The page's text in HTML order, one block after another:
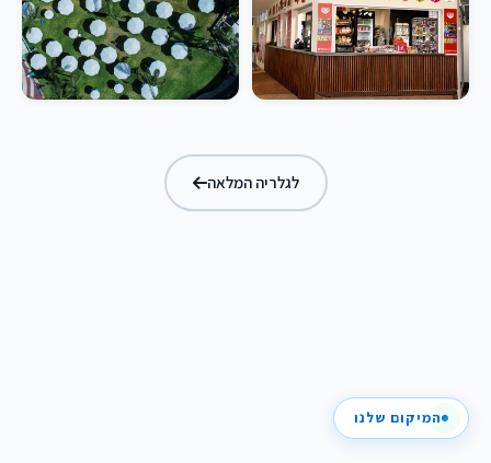
לגלריה המלאה
המיקום שלנו